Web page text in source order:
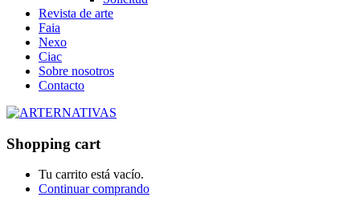
Revista de arte
Faia
Nexo
Ciac
Sobre nosotros
Contacto
Shopping cart
Tu carrito está vacío.
Continuar comprando